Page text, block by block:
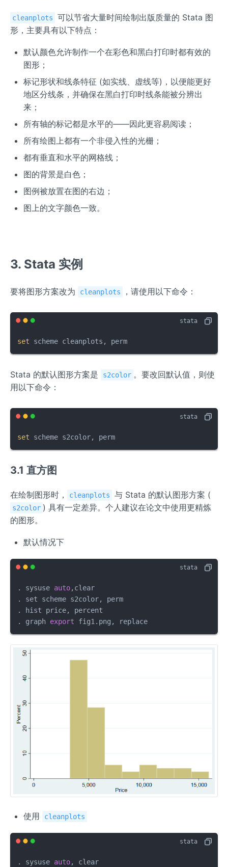
cleanplots
可以节省大量时间绘制出版质量的 Stata 图
形，主要具有以下特点：
默认颜色允许制作一个在彩色和黑白打印时都有效的
图形；
标记形状和线条特征 (如实线、虚线等)，以便能更好
地区分线条，并确保在黑白打印时线条能被分辨出
来；
所有轴的标记都是水平的——因此更容易阅读；
所有绘图上都有一个非侵入性的光栅；
都有垂直和水平的网格线；
图的背景是白色；
图例被放置在图的右边；
图上的文字颜色一致。
3. Stata 实例
要将图形方案改为 cleanplots ，请使用以下命令：
set scheme cleanplots, perm
Stata 的默认图形方案是 s2color 。要改回默认值，则使
用以下命令：
set scheme s2color, perm
3.1 直方图
在绘制图形时， cleanplots 与 Stata 的默认图形方案 (
s2color ) 具有一定差异。个人建议在论文中使用更精炼
的图形。
默认情况下
. sysuse auto,clear
. set scheme s2color, perm
. hist price, percent
. graph export fig1.png, replace
使用 cleanplots
. sysuse auto, clear